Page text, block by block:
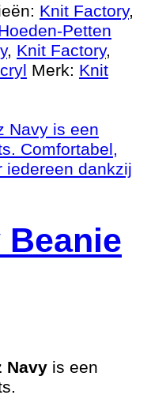
Knit Factory,
Petten
, Knit Factory,
Merk: Knit
Navy is een